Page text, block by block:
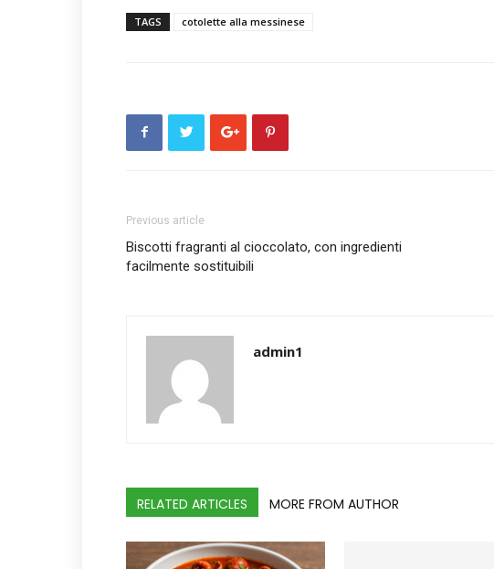
TAGS cotolette alla messinese
Previous article
Biscotti fragranti al cioccolato, con ingredienti
facilmente sostituibili
admin1
RELATED ARTICLES MORE FROM AUTHOR